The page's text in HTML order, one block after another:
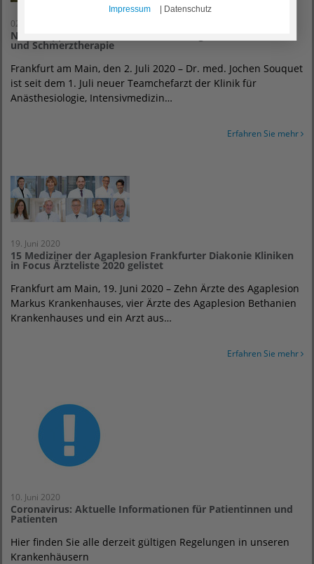
02. Juli 2020
Neue Doppelspitze in der Anästhesiologie, Intensivmedizin
und Schmerztherapie
Frankfurt am Main, den 2. Juli 2020 – Dr. med. Jochen Souquet
ist seit dem 1. Juli neuer Teamchefarzt der Klinik für
Anästhesiologie, Intensivmedizin…
Erfahren Sie mehr
19. Juni 2020
15 Mediziner der Agaplesion Frankfurter Diakonie Kliniken
in Focus Ärzteliste 2020 gelistet
Frankfurt am Main, 19. Juni 2020 – Zehn Ärzte des Agaplesion
Markus Krankenhauses, vier Ärzte des Agaplesion Bethanien
Krankenhauses und ein Arzt aus…
Erfahren Sie mehr
10. Juni 2020
Coronavirus: Aktuelle Informationen für Patientinnen und
Patienten
Hier finden Sie alle derzeit gültigen Regelungen in unseren
Krankenhäusern
Impressum | Datenschutz